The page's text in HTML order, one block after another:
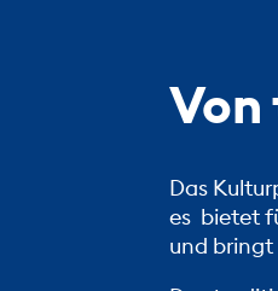
Das
es bietet
und bringt